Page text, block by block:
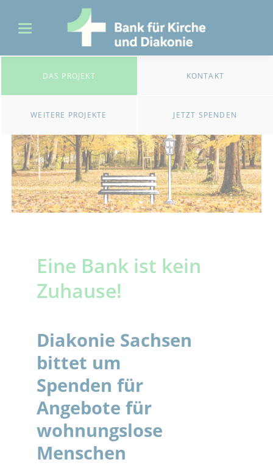
DAS PROJEKT KONTAKT
WEITERE PROJEKTE JETZT SPENDEN
Eine Bank ist kein
Zuhause!
Diakonie Sachsen
bittet um
Spenden für
Angebote für
wohnungslose
Menschen